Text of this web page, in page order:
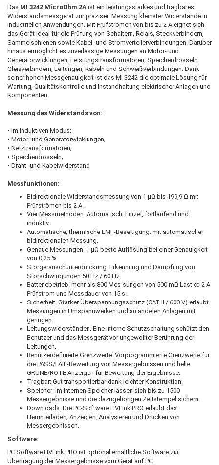
Das MI 3242 MicroOhm 2A ist ein leistungsstarkes und tragbares
Widerstandsmessgerät zur präzisen Messung kleinster Widerstände in
industriellen Anwendungen. Mit Prüfströmen von bis zu 2 A eignet sich
das Gerät ideal für die Prüfung von Schaltern, Relais, Steckverbindern,
Sammelschienen sowie Kabel- und Stromverteilerverbindungen. Darüber
hinaus ermöglicht es zuverlässige Messungen an Motor- und
Generatorwicklungen, Leistungstransformatoren, Speicherdrosseln,
Gleisverbindern, Leitungen, Kabeln und Schweißverbindungen. Dank
seiner hohen Messgenauigkeit ist das MI 3242 die optimale Lösung für
Wartung, Qualitätskontrolle und Instandhaltung elektrischer Anlagen und
Komponenten.
Messung des Widerstands von:
• Im induktiven Modus:
• Motor- und Generatorwicklungen;
• Netztransformatoren;
• Speicherdrosseln;
• Draht- und Kabelwiderstand
Messfunktionen:
Bidirektionale Widerstandsmessung von 1 μΩ bis 199,9 Ω mit
Prüfströmen bis 2 A.
Vier Messmethoden: Automatisch, Einzel, fortlaufend und
induktiv.
Automatische, thermische EMF-Beseitigung: mit automatischer
bidirektionalen Messung.
Genaue Messungen: 1 µΩ beste Auflösung bei einer Genauigkeit
von 0,25 %.
Störgeräuschunterdrückung: Erkennung und Dämpfung von
Störschwingungen 50 Hz / 60 Hz.
Batteriebetrieb: mehr als 800 Mes-sungen von 500 mΩ Last ∞ 2 A
Prüfstrom und Messdauer von 15 s.
Sicherheit: Starker Überspannungsschutz (CAT II / 600 V) erlaubt
Messungen in Umspannwerken und an anderen Anlagen mit
geringen
Leitungswiderständen. Eine interne Schutzschaltung schützt den
Benutzer und das Messgerät vor ungewollter Berührung der
Leitungen.
Benutzerdefinierte Grenzwerte: Vorprogrammierte Grenzwerte für
die PASS/FAIL-Bewertung von Messergebnissen und helle
GRÜNE/ROTE Anzeigen für Bewertung der Ergebnisse.
Tragbar: Gut transportierbar dank leichter Konstruktion.
Speicher: Im internen Speicher lassen sich bis zu 1500
Messergebnisse und die dazugehörigen Zeitstempel sichern.
Downloads: Die PC-Software HVLink PRO erlaubt das
Herunterladen, Anzeigen, Analysieren und Drucken von
Messergebnissen.
Software:
PC Software HVLink PRO ist optional erhältliche Software zur
Übertragung der Messergebnisse vom Gerät auf PC.